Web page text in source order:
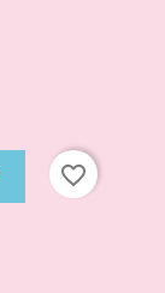
favorite_border